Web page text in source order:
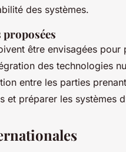
des systèmes.
être envisagées pour
des technologies
entre les parties
et préparer les systèmes